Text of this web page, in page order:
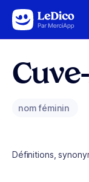
Aller au contenu
nom féminin
Définitions,